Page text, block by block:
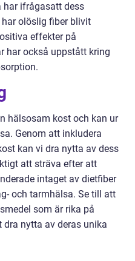
har ifrågasatt dess
olöslig fiber blivit
effekter på
har också uppstått kring
hälsosam kost och kan ur
Genom att inkludera
kan vi dra nytta av dess
att sträva efter att
intaget av dietfiber
och tarmhälsa. Se till att
som är rika på
nytta av deras unika